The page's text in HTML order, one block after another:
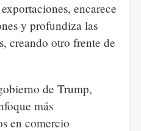
encarece
y profundiza las
creando otro frente de
de Trump,
más
en comercio